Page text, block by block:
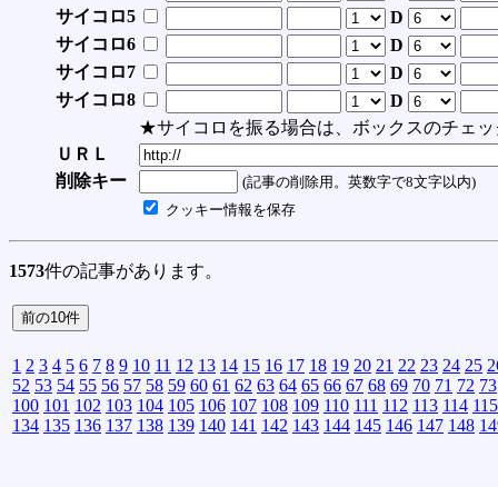
サイコロ5
D
サイコロ6
D
サイコロ7
D
サイコロ8
D
★サイコロを振る場合は、ボックスのチェッ
ＵＲＬ
削除キー
(記事の削除用。英数字で8文字以内)
クッキー情報を保存
1573件の記事があります。
1 2 3 4 5 6 7 8 9 10 11 12 13 14 15 16 17 18 19 20 21 22 23 24 25
52 53 54 55 56 57 58 59 60 61 62 63 64 65 66 67 68 69 70 71 72 73
100 101 102 103 104 105 106 107 108 109 110 111 112 113 114 115
134 135 136 137 138 139 140 141 142 143 144 145 146 147 148